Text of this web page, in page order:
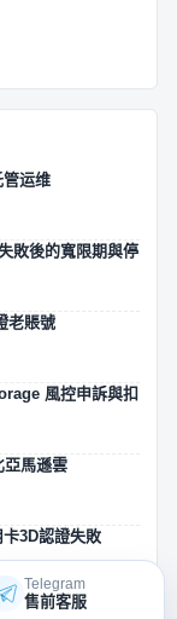
管运维
敗後的寬限期與停
老賬號
風控申訴與扣
亞馬遜雲
3D認證失敗
Telegram
售前客服